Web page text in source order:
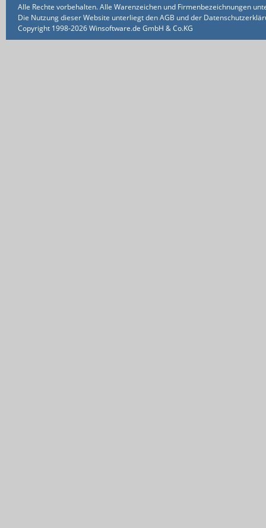
Alle Rechte vorbehalten. Alle Warenzeichen und Firmenbezeichnungen
Die Nutzung dieser Website unterliegt den AGB und der
Copyright 1998-2026 Winsoftware.de GmbH & Co.KG